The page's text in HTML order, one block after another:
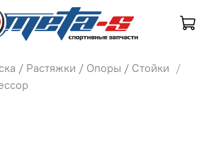
/ Растяжки / Опоры / Стойки